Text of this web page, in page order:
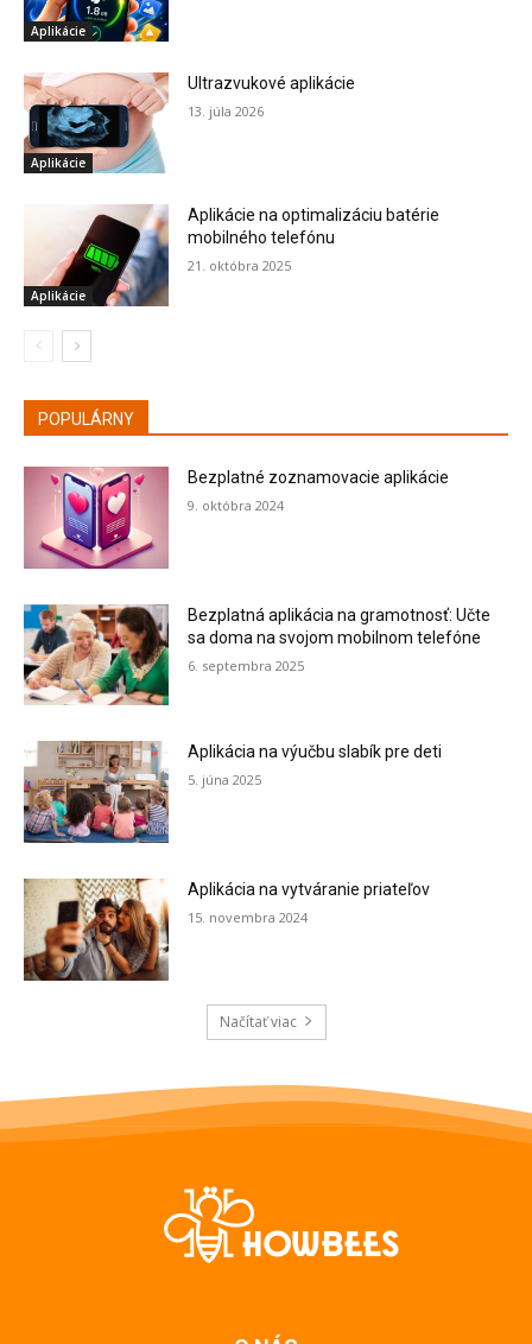
Aplikácie
Aplikácie
Ultrazvukové aplikácie
13. júla 2026
Aplikácie
Aplikácie na optimalizáciu batérie
mobilného telefónu
21. októbra 2025
POPULÁRNY
Bezplatné zoznamovacie aplikácie
9. októbra 2024
Bezplatná aplikácia na gramotnosť: Učte
sa doma na svojom mobilnom telefóne
6. septembra 2025
Aplikácia na výučbu slabík pre deti
5. júna 2025
Aplikácia na vytváranie priateľov
15. novembra 2024
Načítať viac